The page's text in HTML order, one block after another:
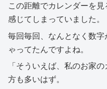
この距離でカレンダーを
感じてしまっていました。
毎回毎回、なんとなく数
ゃってたんですよね。
「そういえば、私のお家
方も多いはず。